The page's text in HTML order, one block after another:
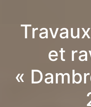
et
«